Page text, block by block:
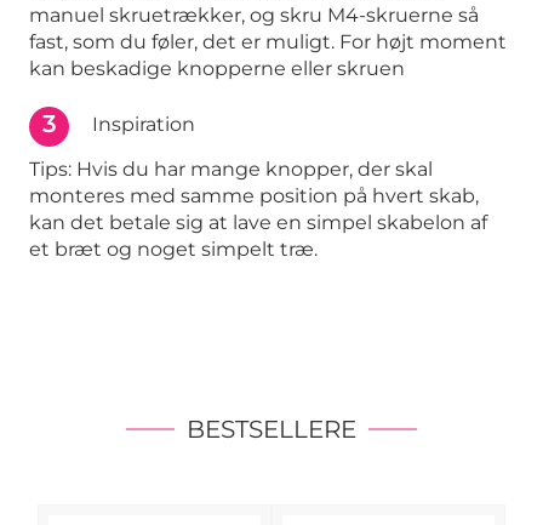
manuel skruetrækker, og skru M4-skruerne så
fast, som du føler, det er muligt. For højt moment
kan beskadige knopperne eller skruen
3
Inspiration
Tips: Hvis du har mange knopper, der skal
monteres med samme position på hvert skab,
kan det betale sig at lave en simpel skabelon af
et bræt og noget simpelt træ.
BESTSELLERE